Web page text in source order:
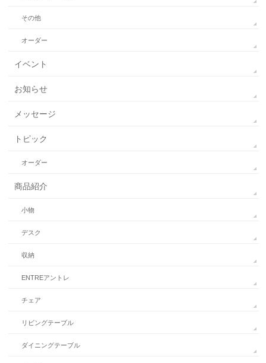
その他
オーダー
イベント
お知らせ
メッセージ
トピック
オーダー
商品紹介
小物
デスク
収納
ENTREアントレ
チェア
リビングテーブル
ダイニングテーブル